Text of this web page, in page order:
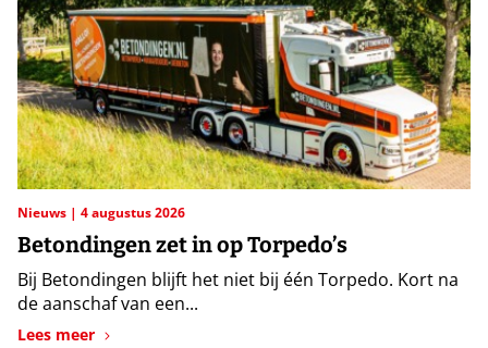
Nieuws 4 augustus 2026
Betondingen zet in op Torpedo’s
Bij Betondingen blijft het niet bij één Torpedo. Kort na
de aanschaf van een...
Lees meer